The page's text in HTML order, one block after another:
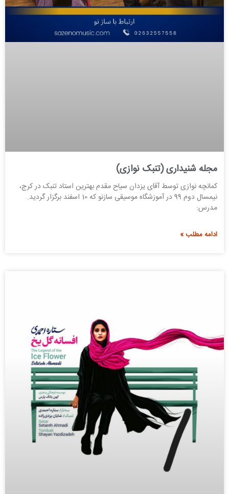
مجله شنیداری (تنبک نوازی)
کمانچه نوازی توسط آقای یزدان سیاح مقدم بهترین استاد تنبک در کرج،
نیمسال دوم 99 در آموزشگاه موسیقی سازنو که 10 اسفند برگزار گردید.
مدرس:
ادامه مطلب »